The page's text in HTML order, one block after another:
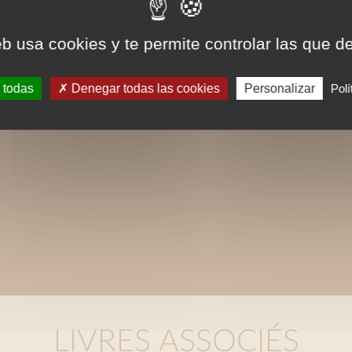
LIVRES ASSOCIÉS
usa cookies y te permite controlar las que
Denegar todas las cookies Personalizar